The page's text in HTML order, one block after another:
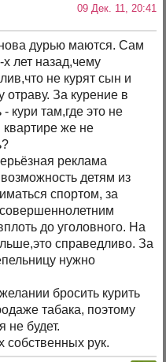
09 Дек. 11, 20:41
дурью маются. Сам
лет назад,чему
не курят сын и
отраву. За курение в
кури там,где это не
же не
реклама
детям из
спортом, за
до уголовного. На
справедливо. За
нужно
бросить курить
табака, поэтому
не будет.
рук.